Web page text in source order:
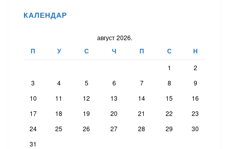
КАЛЕНДАР
август 2026.
П У С Ч П С Н
1
2
3
4 5 6 7 8
9
10
11 12 13 14 15
16
17
18 19 20 21 22
23
24
25 26 27 28 29
30
31